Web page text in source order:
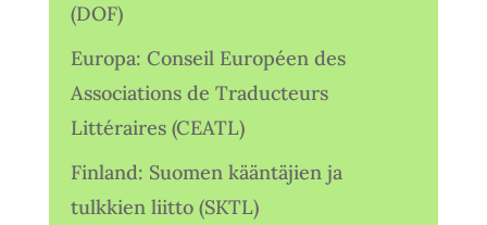
(DOF)
Europa: Conseil Européen des
Associations de Traducteurs
Littéraires (CEATL)
Finland: Suomen kääntäjien ja
tulkkien liitto (SKTL)